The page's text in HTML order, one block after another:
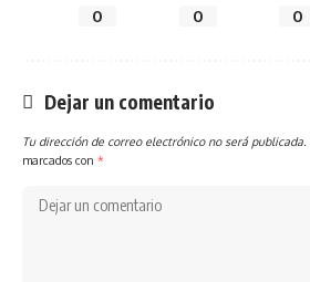
0 0 0
Dejar un comentario
Tu dirección de correo electrónico no será publicada.
marcados con *